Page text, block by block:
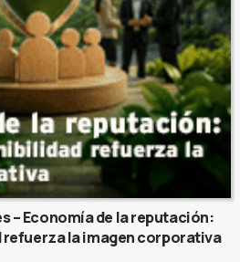
– Economía de la reputación:
la imagen corporativa